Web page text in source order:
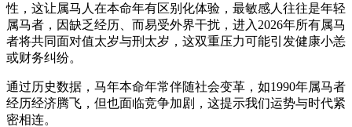
性，这让属马人在本命年有区别化体验，最敏感人往往是年轻
属马者，因缺乏经历、而易受外界干扰，进入2026年所有属马
者将共同面对值太岁与刑太岁，这双重压力可能引发健康小恙
或财务纠纷。
通过历史数据，马年本命年常伴随社会变革，如1990年属马者
经历经济腾飞，但也面临竞争加剧，这提示我们运势与时代紧
密相连。